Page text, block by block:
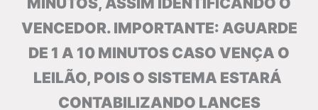
VENCEDOR. IMPORTANTE: AGUARDE
DE 1 A 10 MINUTOS CASO VENÇA O
LEILÃO, POIS O SISTEMA ESTARÁ
CONTABILIZANDO LANCES